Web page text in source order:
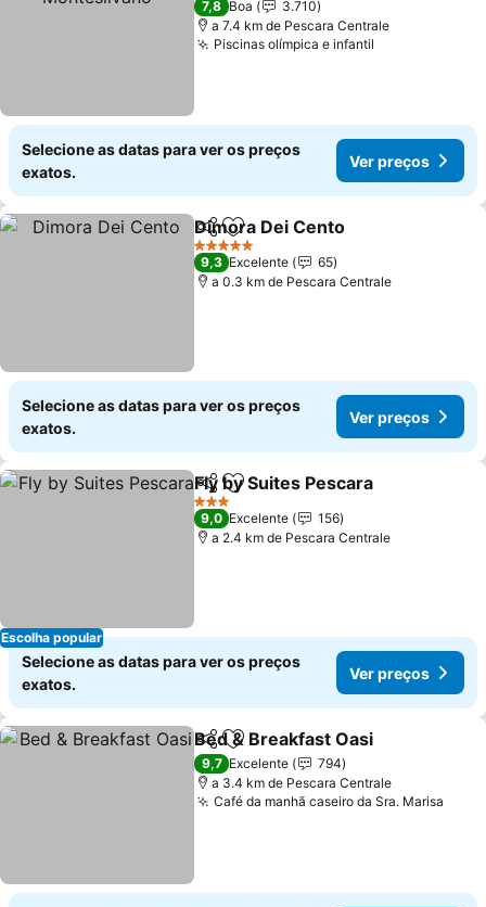
7,8 Boa
3.710
a 7.4 km de Pescara Centrale
Piscinas olímpica e infantil
Selecione as datas para ver os preços
exatos.
Ver preços
PartilharAdicionar aos favoritos
Dimora Dei Cento
5 Estrelas
9,3 Excelente
65
a 0.3 km de Pescara Centrale
Selecione as datas para ver os preços
exatos.
Ver preços
Escolha popular
PartilharAdicionar aos favoritos
Fly by Suites Pescara
3 Estrelas
9,0 Excelente
156
a 2.4 km de Pescara Centrale
Selecione as datas para ver os preços
exatos.
Ver preços
PartilharAdicionar aos favoritos
Bed & Breakfast Oasi
9,7 Excelente
794
a 3.4 km de Pescara Centrale
Café da manhã caseiro da Sra. Marisa